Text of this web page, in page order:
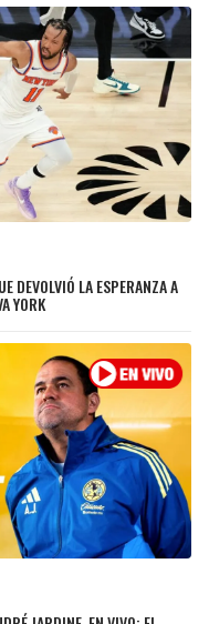
DEVOLVIÓ LA ESPERANZA A
YORK